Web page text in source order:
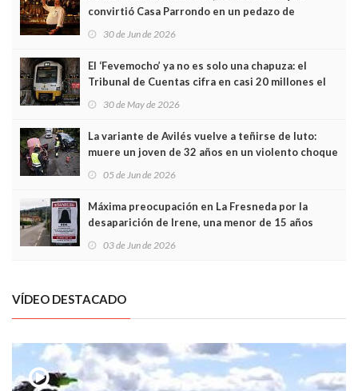
convirtió Casa Parrondo en un pedazo de
Asturias en Madrid
30 de Jun de 2026
El ‘Fevemocho’ ya no es solo una chapuza: el
Tribunal de Cuentas cifra en casi 20 millones el
sobrecoste de los trenes que no cabían por los
30 de May de 2026
La variante de Avilés vuelve a teñirse de luto:
muere un joven de 32 años en un violento choque
frontal
05 de Jun de 2026
Máxima preocupación en La Fresneda por la
desaparición de Irene, una menor de 15 años
03 de Jun de 2026
VÍDEO DESTACADO